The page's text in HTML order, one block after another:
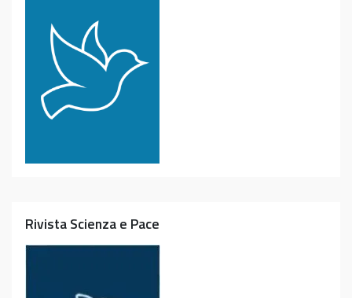
Rivista Scienza e Pace